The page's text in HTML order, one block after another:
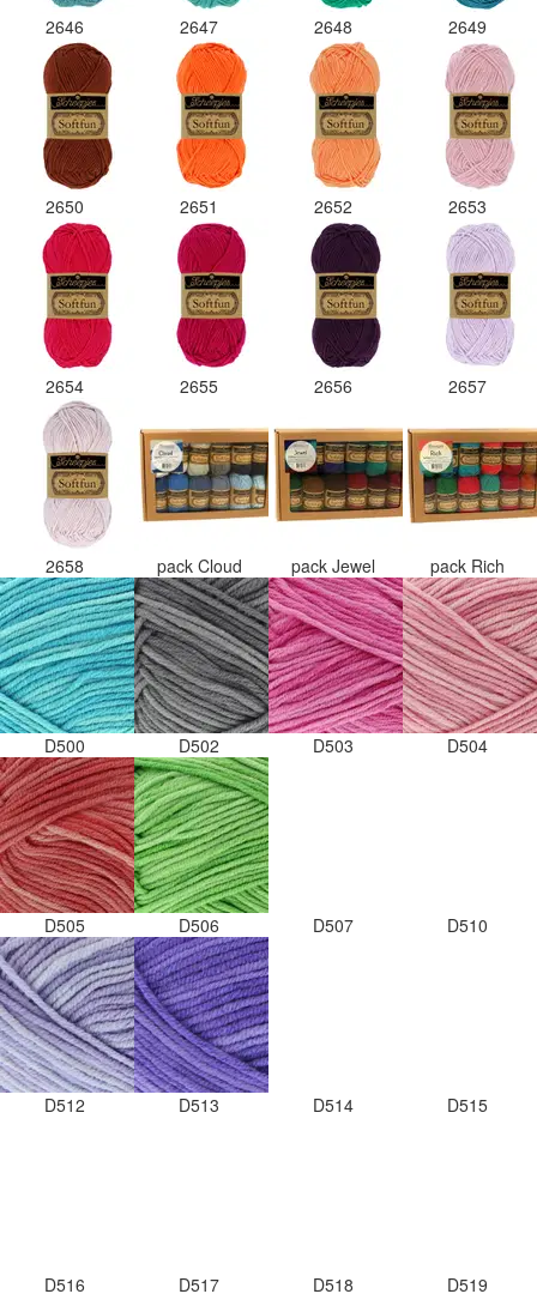
2646 2647 2648 2649
2650 2651 2652 2653
2654 2655 2656 2657
2658 pack Cloud pack Jewel pack Rich
D500 D502 D503 D504
D505 D506 D507 D510
D512 D513 D514 D515
D516 D517 D518 D519